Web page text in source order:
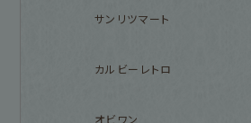
サンリツマート
カルビーレトロ
オビワン